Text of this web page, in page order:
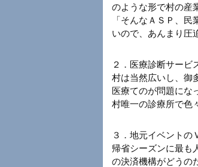
のような形で村の産
「そんなＡＳＰ、
いので、あんまり圧
２．医療診断サービ
村は当然広いし、御
医療てのが問題にな
村唯一の診療所で色
３．地元イベントの
帰省シーズンに最も
の決済機構がどうの